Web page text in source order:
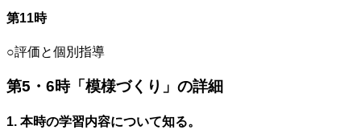
第11時
○評価と個別指導
第5・6時「模様づくり」の詳細
1. 本時の学習内容について知る。